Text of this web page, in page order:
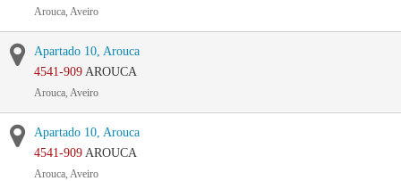
Arouca, Aveiro
Apartado 10, Arouca
4541-909 AROUCA
Arouca, Aveiro
Apartado 10, Arouca
4541-909 AROUCA
Arouca, Aveiro